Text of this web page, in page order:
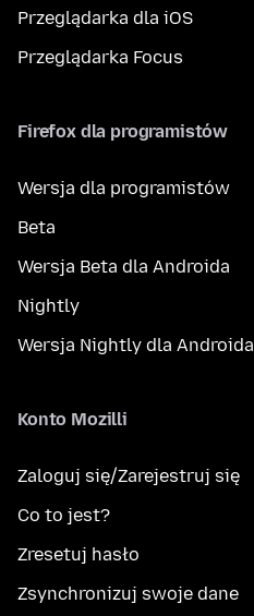
Przeglądarka dla iOS
Przeglądarka Focus
Firefox dla programistów
Wersja dla programistów
Beta
Wersja Beta dla Androida
Nightly
Wersja Nightly dla Androida
Konto Mozilli
Zaloguj się/Zarejestruj się
Co to jest?
Zresetuj hasło
Zsynchronizuj swoje dane